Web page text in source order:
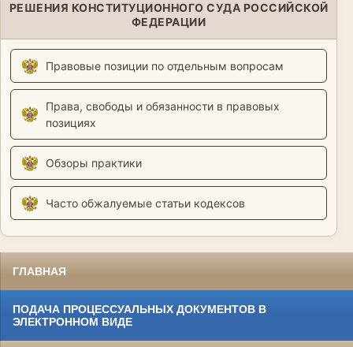
РЕШЕНИЯ КОНСТИТУЦИОННОГО СУДА РОССИЙСКОЙ
ФЕДЕРАЦИИ
Правовые позиции по отдельным вопросам
Права, свободы и обязанности в правовых
позициях
Обзоры практики
Часто обжалуемые статьи кодексов
ГЛАВНАЯ
ПОДАЧА ПРОЦЕССУАЛЬНЫХ ДОКУМЕНТОВ В
ЭЛЕКТРОННОМ ВИДЕ